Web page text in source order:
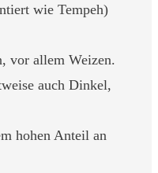
wie Tempeh)
vor allem Weizen.
auch Dinkel,
hohen Anteil an